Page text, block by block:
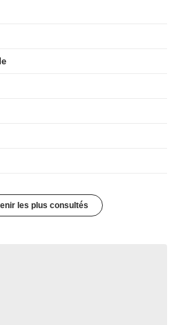
les plus consultés